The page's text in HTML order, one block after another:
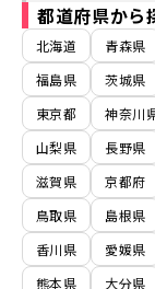
都道府県から
北海道 青森県
福島県
茨城県
東京都
神奈川
山梨県
長野県
滋賀県
京都府
鳥取県
島根県
香川県
愛媛県
熊本県
大分県